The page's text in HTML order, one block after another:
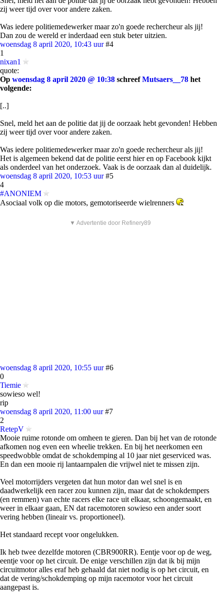
zij weer tijd over voor andere zaken.
Was iedere politiemedewerker maar zo'n goede rechercheur als jij!
Dan zou de wereld er inderdaad een stuk beter uitzien.
woensdag 8 april 2020, 10:43 uur #4
1
nixan1
quote:
Op woensdag 8 april 2020 @ 10:38 schreefMutsaers__78 het
volgende:
[..]
Snel, meld het aan de politie dat jij de oorzaak hebt gevonden! Hebben
zij weer tijd over voor andere zaken.
Was iedere politiemedewerker maar zo'n goede rechercheur als jij!
Het is algemeen bekend dat de politie eerst hier en op Facebook kijkt
als onderdeel van het onderzoek. Vaak is de oorzaak dan al duidelijk.
woensdag 8 april 2020, 10:53 uur #5
4
#ANONIEM
Asociaal volk op die motors, gemotoriseerde wielrenners
▼ Advertentie door Refinery89
woensdag 8 april 2020, 10:55 uur #6
0
Tiemie
sowieso wel!
rip
woensdag 8 april 2020, 11:00 uur #7
2
RetepV
Mooie ruime rotonde om omheen te gieren. Dan bij het van de rotonde
afkomen nog even een wheelie trekken. En bij het neerkomen een
speedwobble omdat de schokdemping al 10 jaar niet geserviced was.
En dan een mooie rij lantaarnpalen die vrijwel niet te missen zijn.
Veel motorrijders vergeten dat hun motor dan wel snel is en
daadwerkelijk een racer zou kunnen zijn, maar dat de schokdempers
(en remmen) van echte racers elke race uit elkaar, schoongemaakt, en
weer in elkaar gaan, EN dat racemotoren sowieso een ander soort
vering hebben (lineair vs. proportioneel).
Het standaard recept voor ongelukken.
Ik heb twee dezelfde motoren (CBR900RR). Eentje voor op de weg,
eentje voor op het circuit. De enige verschillen zijn dat ik bij mijn
circuitmotor alles eraf heb gehaald dat niet nodig is op het circuit, en
dat de vering/schokdemping op mijn racemotor voor het circuit
aangepast is.